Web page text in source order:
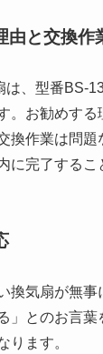
由と交換作
、型番BS-
。お勧めす
換作業は問
に完了するこ
換気扇が無
」とのお言
ります。